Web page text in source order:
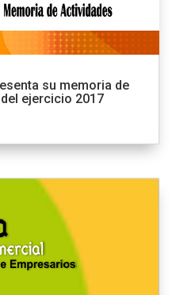
su memoria de
ejercicio 2017